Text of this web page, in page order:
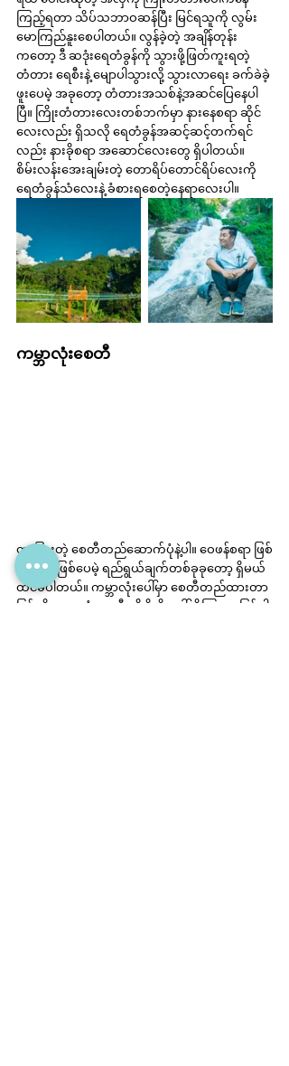
ကြည့်ရတာ သိပ်သဘာဝဆန်ပြီး မြင်ရသူကို လွမ်း
မောကြည်နူးစေပါတယ်။ လွန်ခဲ့တဲ့ အချိန်တုန်း
ကတော့ ဒီ ဆဒုံးရေတံခွန်ကို သွားဖို့ဖြတ်ကူးရတဲ့
တံတား ရေစီးနဲ့ မျောပါသွားလို့ သွားလာရေး ခက်ခဲခဲ့
ဖူးပေမဲ့ အခုတော့ တံတားအသစ်နဲ့အဆင်ပြေနေပါ
ပြီ။ ကြိုးတံတားလေးတစ်ဘက်မှာ နားနေစရာ ဆိုင်
လေးလည်း ရှိသလို ရေတံခွန်အဆင့်ဆင့်တက်ရင်
လည်း နားခိုစရာ အဆောင်လေးတွေ ရှိပါတယ်။
စိမ်းလန်းအေးချမ်းတဲ့ တောရိပ်တောင်ရိပ်လေးကို
ရေတံခွန်သံလေးနဲ့ ခံစားရစေတဲ့နေရာလေးပါ။
ကမ္ဘာလုံးစေတီ
ထူးခြားတဲ့ စေတီတည်ဆောက်ပုံနဲ့ပါ။ ဝေဖန်စရာ ဖြစ်
ကောင်း ဖြစ်ပေမဲ့ ရည်ရွယ်ချက်တစ်ခုခုတော့ ရှိမယ်
ထင်မိပါတယ်။ ကမ္ဘာလုံးပေါ်မှာ စေတီတည်ထားတာ
ဖြစ်လို့ ကမ္ဘာလုံးစေတီ လို့ ရိုးရိုးခေါ်ဆိုကြတာ ဖြစ်ပါ